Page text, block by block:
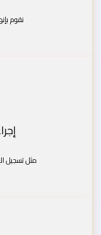
نقوم
مثل تسجيل